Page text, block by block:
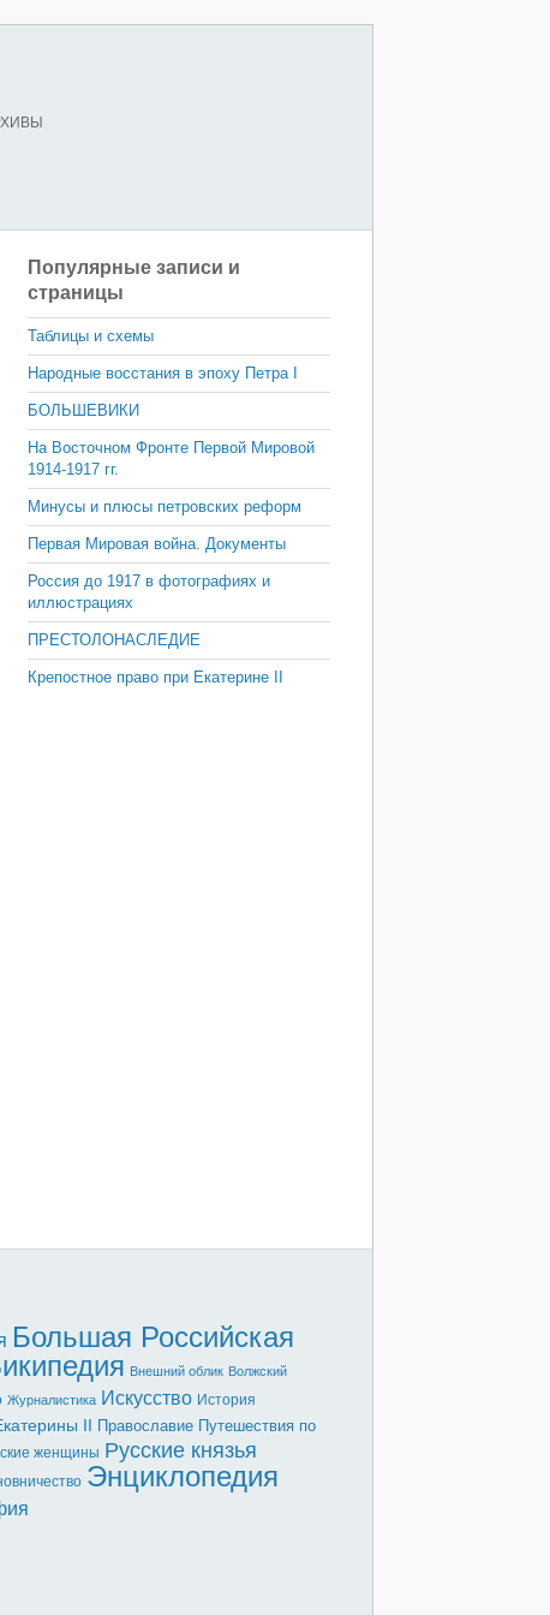
Популярные записи и
страницы
Таблицы и схемы
Народные восстания в эпоху Петра I
БОЛЬШЕВИКИ
На Восточном Фронте Первой Мировой
1914-1917 гг.
Минусы и плюсы петровских реформ
Первая Мировая война. Документы
Россия до 1917 в фотографиях и
иллюстрациях
ПРЕСТОЛОНАСЛЕДИЕ
Крепостное право при Екатерине II
Большая Российская
Внешний облик Волжский
Журналистика Искусство История
II Православие Путешествия по
женщины Русские князья
Энциклопедия